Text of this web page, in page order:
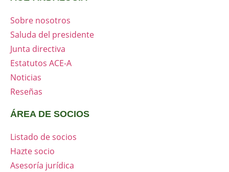
Sobre nosotros
Saluda del presidente
Junta directiva
Estatutos ACE-A
Noticias
Reseñas
ÁREA DE SOCIOS
Listado de socios
Hazte socio
Asesoría jurídica